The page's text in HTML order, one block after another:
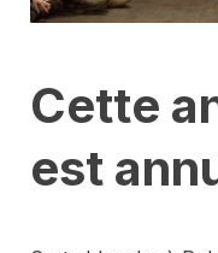
Cette
est